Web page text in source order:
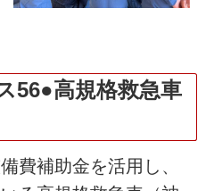
56●高規格救急車
費補助金を活用し、